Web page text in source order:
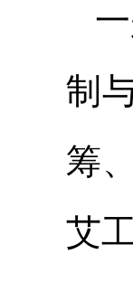
制
筹
艾